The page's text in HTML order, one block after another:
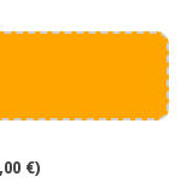
€)